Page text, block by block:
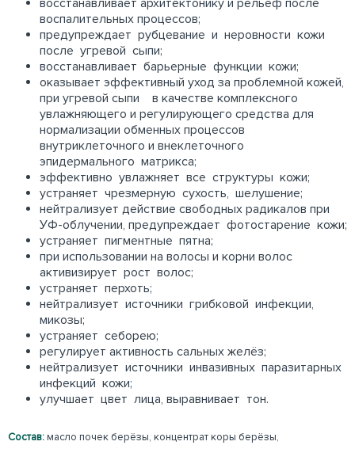
восстанавливает архитектонику и рельеф после
воспалительных процессов;
предупреждает рубцевание и неровности кожи
после угревой сыпи;
восстанавливает барьерные функции кожи;
оказывает эффективный уход за проблемной кожей,
при угревой сыпи в качестве комплексного
увлажняющего и регулирующего средства для
нормализации обменных процессов
внутриклеточного и внеклеточного
эпидермального матрикса;
эффективно увлажняет все структуры кожи;
устраняет чрезмерную сухость, шелушение;
нейтрализует действие свободных радикалов при
УФ-облучении, предупреждает фотостарение кожи;
устраняет пигментные пятна;
при использовании на волосы и корни волос
активизирует рост волос;
устраняет перхоть;
нейтрализует источники грибковой инфекции,
микозы;
устраняет себорею;
регулирует активность сальных желёз;
нейтрализует источники инвазивных паразитарных
инфекций кожи;
улучшает цвет лица, выравнивает тон.
Состав: масло почек берёзы, концентрат коры берёзы,